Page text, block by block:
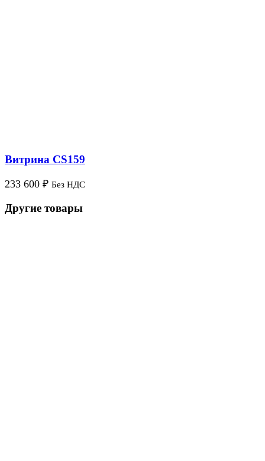
Витрина CS159
233 600 ₽ Без НДС
Другие товары